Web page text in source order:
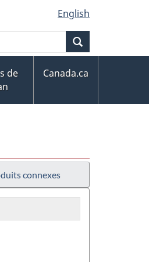
English
de
Canada.ca
connexes